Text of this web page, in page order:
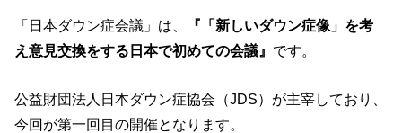
「日本ダウン症会議」は、
『「新しいダウン症像」を考
え意見交換をする日本で初めての会議』 です。
公益財団法人日本ダウン症協会（JDS）が主宰しており、
今回が第一回目の開催となります。